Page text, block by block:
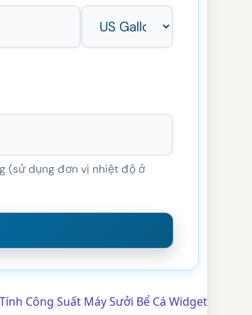
(sử dụng đơn vị nhiệt độ ở
Công Suất Máy Sưởi Bể Cá Widget